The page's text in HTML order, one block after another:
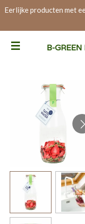
Ga
naar
de
B-
Eerlijke producten met